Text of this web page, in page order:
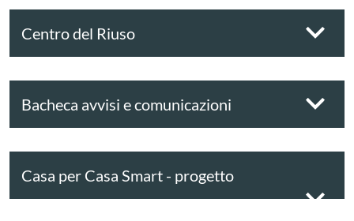
Centro del Riuso
Bacheca avvisi e comunicazioni
Casa per Casa Smart - progetto